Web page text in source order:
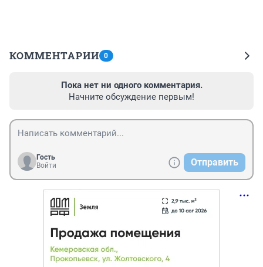
КОММЕНТАРИИ 0
Пока нет ни одного комментария.
Начните обсуждение первым!
Гость
Войти
Отправить